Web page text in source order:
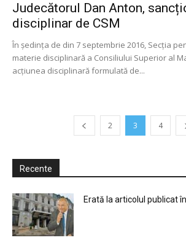
Judecătorul Dan Anton,
disciplinar de CSM
În şedinţa de din 7 septembrie 2016, Secţia
materie disciplinară a Consiliului Superior al
acţiunea disciplinară formulată de...
2 3 4
Recente
Erată la articolul publicat